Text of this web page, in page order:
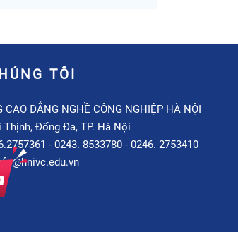
TÔI
CAO ĐẲNG NGHỀ CÔNG NGHIỆP HÀ NỘI
Thịnh, Đống Đa, TP. Hà Nội
- 0243. 8533780 - 0246. 2753410